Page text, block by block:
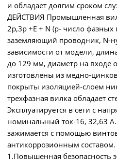
и обладает долгим сроком
ДЕЙСТВИЯ Промышленная
2р,3р +Е + N (р- число
заземляющий проводник, N-
зависимости от модели,
до 129 мм, диаметр на входе
изготовлены из медно-
покрыты изоляцией-слоем
трехфазная вилка обладает
Эксплуатируется в сети с
номинальный ток-16, 32,63
зажимается с помощью
антикоррозионным
1.Повышенная безопасность